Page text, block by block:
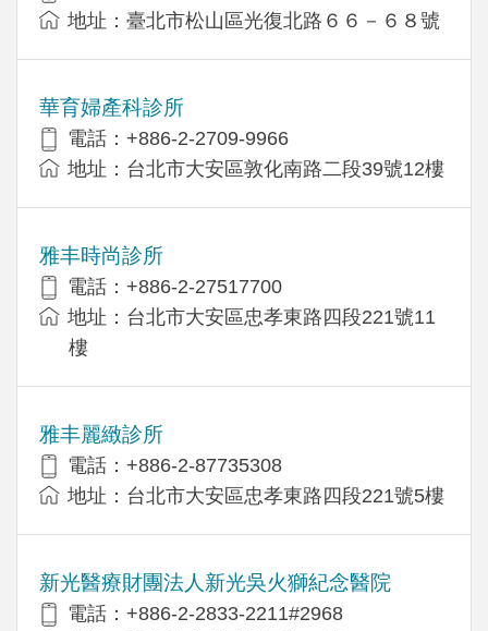
地址：臺北市松山區光復北路６６－６８號
華育婦產科診所
電話：+886-2-2709-9966
地址：台北市大安區敦化南路二段39號12樓
雅丰時尚診所
電話：+886-2-27517700
地址：台北市大安區忠孝東路四段221號11
樓
雅丰麗緻診所
電話：+886-2-87735308
地址：台北市大安區忠孝東路四段221號5樓
新光醫療財團法人新光吳火獅紀念醫院
電話：+886-2-2833-2211#2968